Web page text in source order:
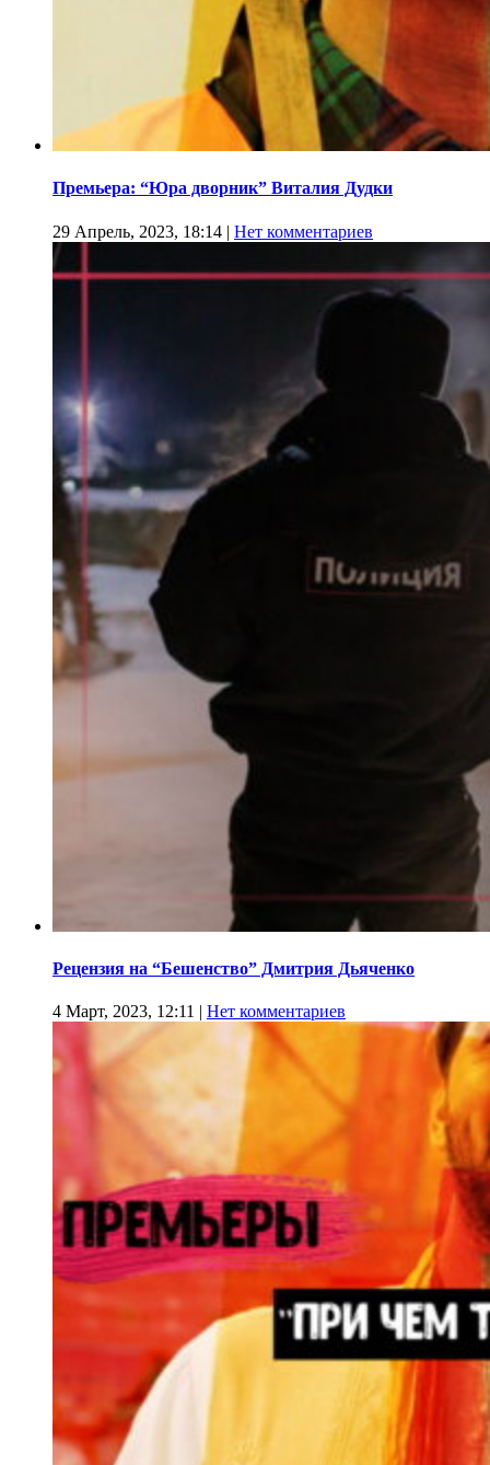
Премьера: “Юра дворник” Виталия Дудки
29 Апрель, 2023, 18:14 | Нет комментариев
Рецензия на “Бешенство” Дмитрия Дьяченко
4 Март, 2023, 12:11 | Нет комментариев